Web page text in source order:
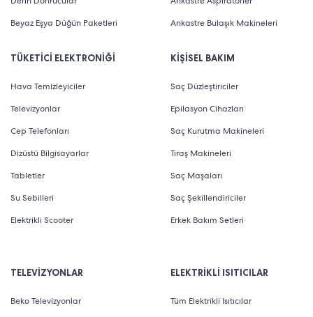
Beyaz Eşya Düğün Paketleri
TÜKETİCİ ELEKTRONİĞİ
Hava Temizleyiciler
Televizyonlar
Cep Telefonları
Dizüstü Bilgisayarlar
Tabletler
Su Sebilleri
Elektrikli Scooter
Ankastre Bulaşık Makineleri
KİŞİSEL BAKIM
Saç Düzleştiriciler
Epilasyon Cihazları
Saç Kurutma Makineleri
Tıraş Makineleri
Saç Maşaları
Saç Şekillendiriciler
Erkek Bakım Setleri
TELEVİZYONLAR
Beko Televizyonlar
ELEKTRİKLİ ISITICILAR
Tüm Elektrikli Isıtıcılar